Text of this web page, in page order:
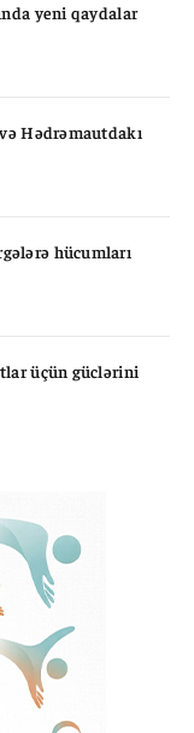
yeni qaydalar
Hədrəmautdakı
hücumları
üçün güclərini